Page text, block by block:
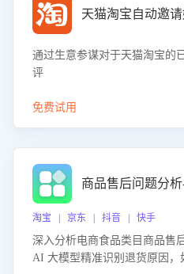
天猫淘宝自动邀
通过生意参谋对于天猫淘宝的
评
免费试用
商品售后问题分
淘宝 | 京东 | 抖音 | 快手
深入分析电商食品类目商品售
AI 大模型精准识别退货原因，